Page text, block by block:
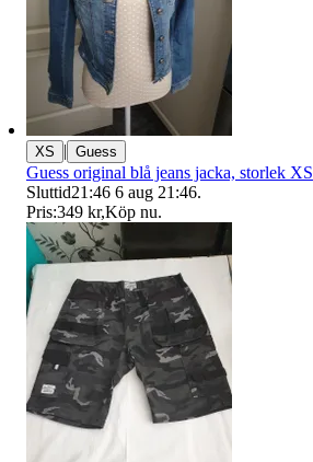
XS | Guess
Guess original blå jeans jacka, storlek XS
Sluttid21:46 6 aug 21:46.
Pris:349 kr,Köp nu.